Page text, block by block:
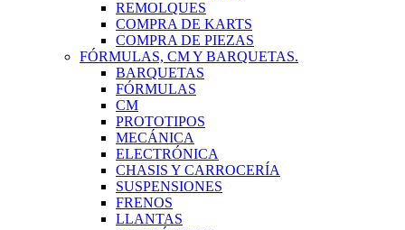
REMOLQUES
COMPRA DE KARTS
COMPRA DE PIEZAS
FÓRMULAS, CM Y BARQUETAS.
BARQUETAS
FÓRMULAS
CM
PROTOTIPOS
MECÁNICA
ELECTRÓNICA
CHASIS Y CARROCERÍA
SUSPENSIONES
FRENOS
LLANTAS